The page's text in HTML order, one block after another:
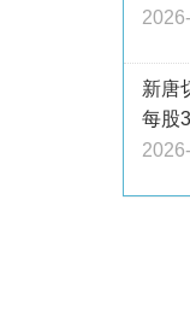
新唐
每股